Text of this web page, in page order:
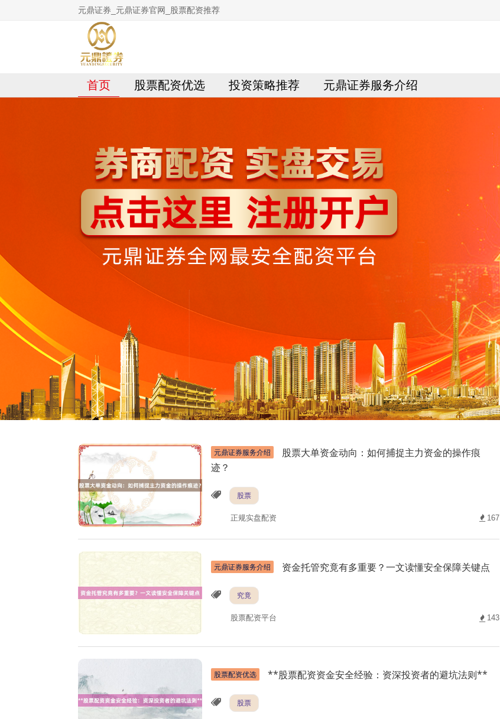
元鼎证券_元鼎证券官网_股票配资推荐
首页 股票配资优选 投资策略推荐 元鼎证券服务介绍
元鼎证券服务介绍
股票大单资金动向：如何捕捉主力资金的操作痕
迹？
股票
正规实盘配资 167
元鼎证券服务介绍 资金托管究竟有多重要？一文读懂安全保障关键点
究竟
股票配资平台 143
股票配资优选 **股票配资资金安全经验：资深投资者的避坑法则**
股票